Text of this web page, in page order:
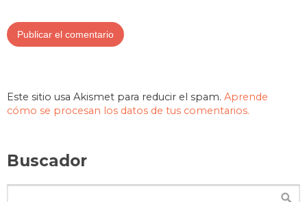
Este sitio usa Akismet para reducir el spam. Aprende
cómo se procesan los datos de tus comentarios.
Buscador